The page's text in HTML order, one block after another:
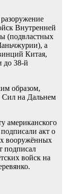
Внутренней
(подвластных
а
Китая,
до 38-й
образом,
Сил на Дальнем
американского
акт о
вооружённых
подписал
войск на